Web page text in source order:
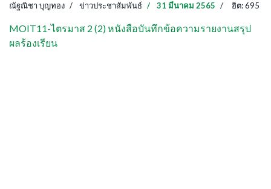
ณัฐณิชา บุญทอง ข่าวประชาสัมพันธ์ 31 มีนาคม 2565 ฮิต: 695
MOIT11-ไตรมาส 2 (2) หนังสือบันทึกข้อความรายงานสรุป
ผลร้องเรียน